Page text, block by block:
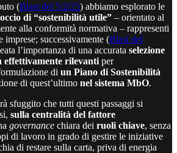
(Blast del 5/2/25) abbiamo esplorato le
di “sostenibilità utile” – orientato al
alla conformità normativa – rappresenti
imprese; successivamente (Blast del
l’importanza di una accurata selezione
effettivamente rilevanti per
di un Piano di Sostenibilità
di quest’ultimo nel sistema MbO.
sfuggito che tutti questi passaggi si
sulla centralità del fattore
governance chiara dei ruoli chiave, senza
di lavoro in grado di gestire le iniziative
di restare sulla carta, priva di energia